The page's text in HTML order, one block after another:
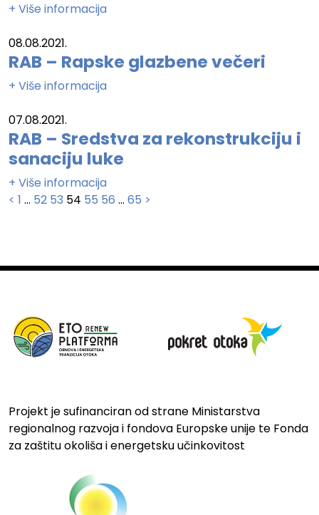
+ Više informacija
08.08.2021.
RAB – Rapske glazbene večeri
+ Više informacija
07.08.2021.
RAB – Sredstva za rekonstrukciju i
sanaciju luke
+ Više informacija
Brojevi
< 1 … 52 53 54 55 56 … 65 >
Projekt je sufinanciran od strane Ministarstva
regionalnog razvoja i fondova Europske unije te Fonda
za zaštitu okoliša i energetsku učinkovitost